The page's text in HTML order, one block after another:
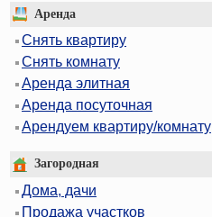
Аренда
Снять квартиру
Снять комнату
Аренда элитная
Аренда посуточная
Арендуем квартиру/комнату
Загородная
Дома, дачи
Продажа участков